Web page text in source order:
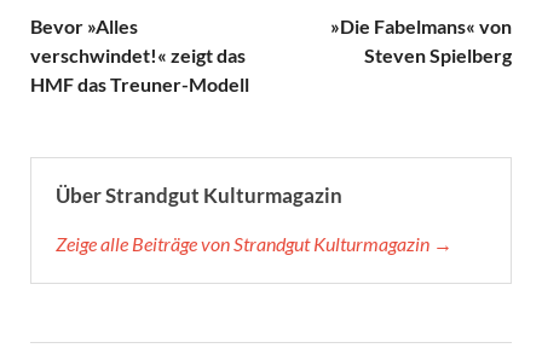
Bevor »Alles
verschwindet!« zeigt das
HMF das Treuner-Modell
»Die Fabelmans« von
Steven Spielberg
Über Strandgut Kulturmagazin
Zeige alle Beiträge von Strandgut Kulturmagazin →